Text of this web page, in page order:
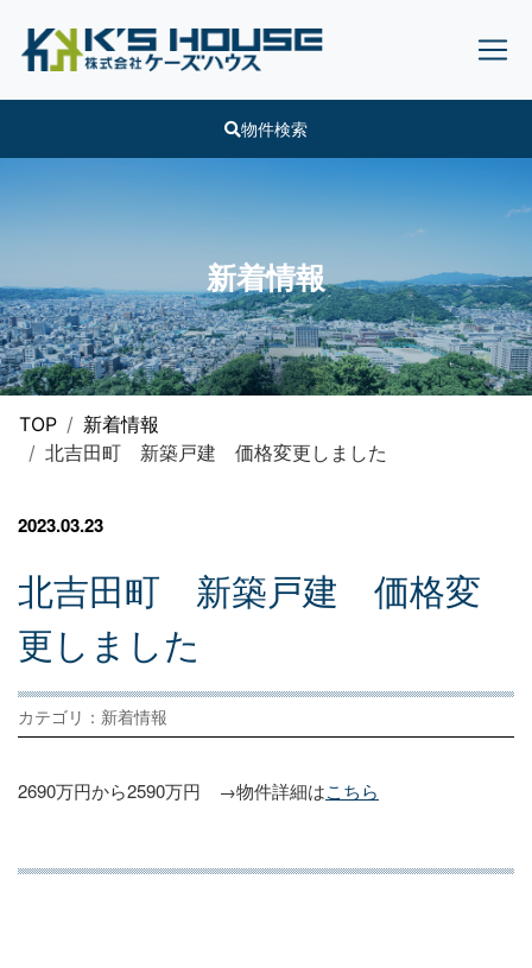
物件検索
新着情報
TOP
新着情報
北吉田町 新築戸建 価格変更しました
2023.03.23
北吉田町 新築戸建 価格変
更し ま した
カテゴリ：新着情報
2690万円から2590万円 →物件詳細はこちら